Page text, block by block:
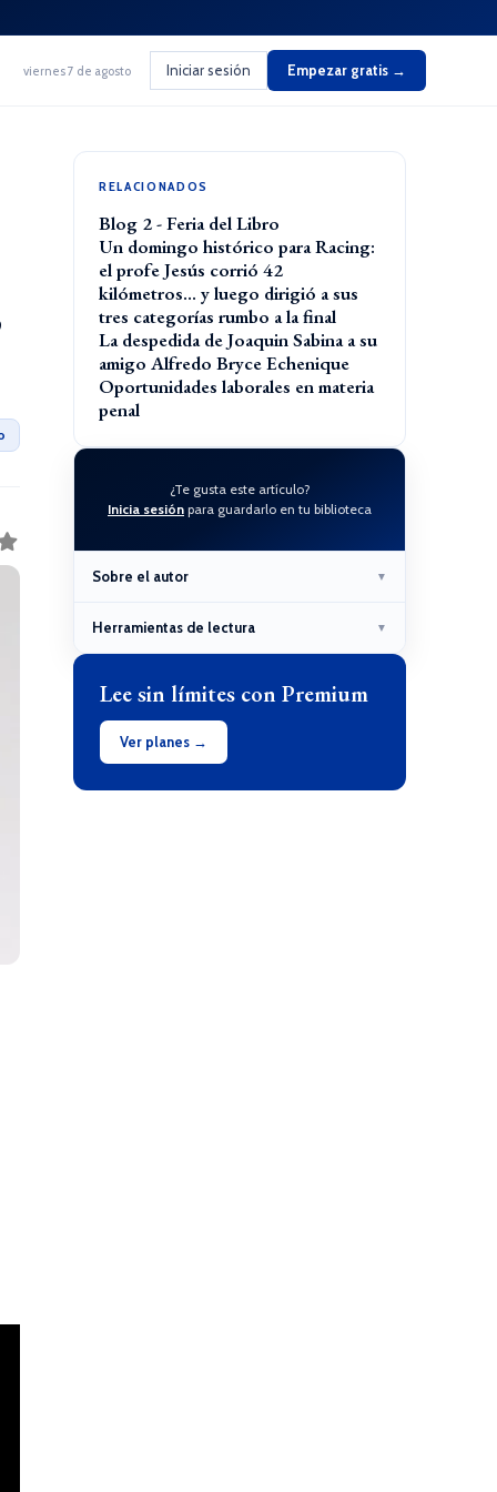
viernes 7 de agosto Iniciar sesión Empezar gratis →
RELACIONADOS
Blog 2 - Feria del Libro
Un domingo histórico para Racing:
el profe Jesús corrió 42
kilómetros… y luego dirigió a sus
tres categorías rumbo a la final
La despedida de Joaquin Sabina a su
amigo Alfredo Bryce Echenique
Oportunidades laborales en materia
penal
¿Te gusta este artículo?
Inicia sesión para guardarlo en tu biblioteca
Sobre el autor ▼
Herramientas de lectura ▼
Lee sin límites con Premium
Ver planes →